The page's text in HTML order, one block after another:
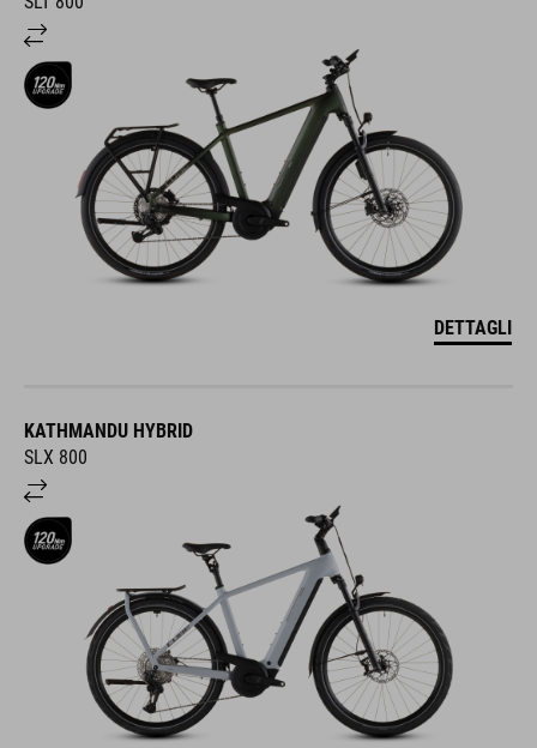
DETTAGLI
KATHMANDU HYBRID
SLX 800